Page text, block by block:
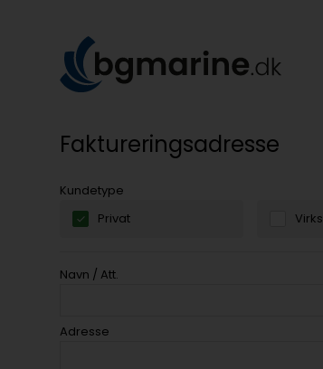
Faktureringsadresse
Kundetype
Privat
Navn / Att.
Adresse